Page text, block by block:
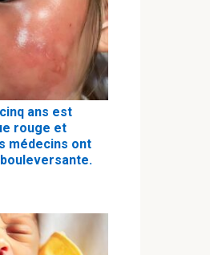
ans est
rouge et
médecins ont